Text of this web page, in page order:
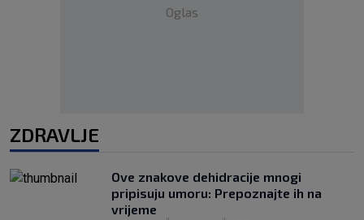
Oglas
ZDRAVLJE
Ove znakove dehidracije mnogi
pripisuju umoru: Prepoznajte ih na
vrijeme